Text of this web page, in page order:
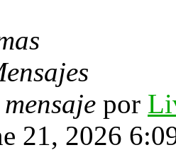
por
21, 2026